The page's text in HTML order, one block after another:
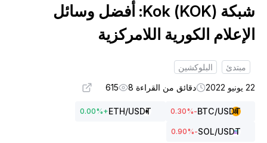
شبكة Kok (KOK): أفضل وسائل
الكورية اللامركزية
مبتدئ
البلوكشين
دقائق من القراءة 8 615
BTC/USDT
-0.30
%
ETH/USDT
+
0.00%
SOL/USDT
-0.90
%